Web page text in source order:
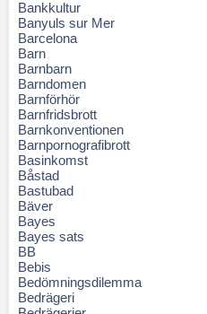
Bankkultur
Banyuls sur Mer
Barcelona
Barn
Barnbarn
Barndomen
Barnförhör
Barnfridsbrott
Barnkonventionen
Barnpornografibrott
Basinkomst
Båstad
Bastubad
Bäver
Bayes
Bayes sats
BB
Bebis
Bedömningsdilemma
Bedrägeri